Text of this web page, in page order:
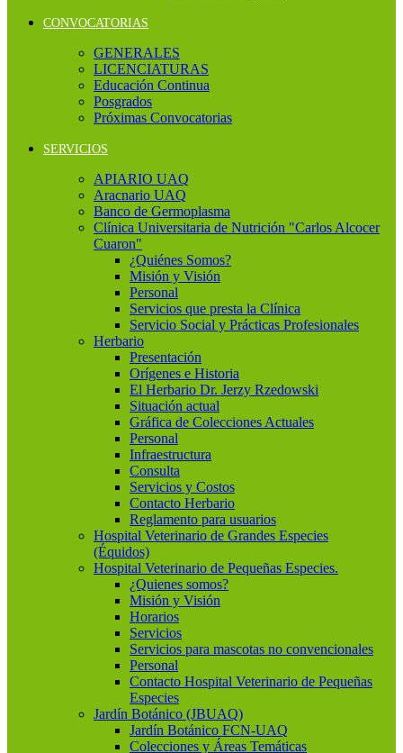
CONVOCATORIAS
GENERALES
LICENCIATURAS
Educación Continua
Posgrados
Próximas Convocatorias
SERVICIOS
APIARIO UAQ
Aracnario UAQ
Banco de Germoplasma
Clínica Universitaria de Nutrición "Carlos Alcocer
Cuaron"
¿Quiénes Somos?
Misión y Visión
Personal
Servicios que presta la Clínica
Servicio Social y Prácticas Profesionales
Herbario
Presentación
Orígenes e Historia
El Herbario Dr. Jerzy Rzedowski
Situación actual
Gráfica de Colecciones Actuales
Personal
Infraestructura
Consulta
Servicios y Costos
Contacto Herbario
Reglamento para usuarios
Hospital Veterinario de Grandes Especies
(Équidos)
Hospital Veterinario de Pequeñas Especies.
¿Quienes somos?
Misión y Visión
Horarios
Servicios
Servicios para mascotas no convencionales
Personal
Contacto Hospital Veterinario de Pequeñas
Especies
Jardín Botánico (JBUAQ)
Jardín Botánico FCN-UAQ
Colecciones y Áreas Temáticas